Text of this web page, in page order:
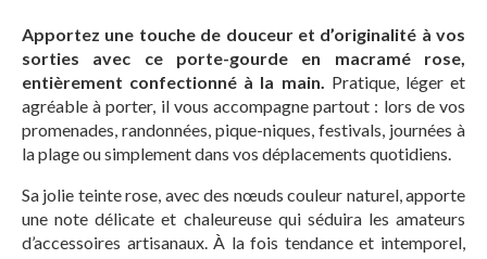
Apportez une touche de douceur et d’originalité à vos
sorties avec ce porte-gourde en macramé rose,
entièrement confectionné à la main. Pratique, léger et
agréable à porter, il vous accompagne partout : lors de vos
promenades, randonnées, pique-niques, festivals, journées à
la plage ou simplement dans vos déplacements quotidiens.
Sa jolie teinte rose, avec des nœuds couleur naturel, apporte
une note délicate et chaleureuse qui séduira les amateurs
d’accessoires artisanaux. À la fois tendance et intemporel,